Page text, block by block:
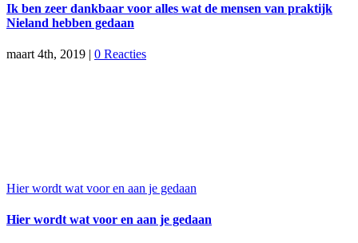
Ik ben zeer dankbaar voor alles wat de mensen van praktijk
Nieland hebben gedaan
maart 4th, 2019 | 0 Reacties
Hier wordt wat voor en aan je gedaan
Hier wordt wat voor en aan je gedaan